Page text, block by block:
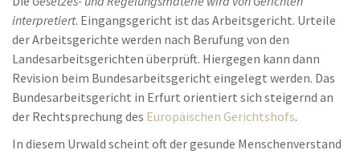
interpretiert. Eingangsgericht ist das Arbeitsgericht. Urteile
der Arbeitsgerichte werden nach Berufung von den
Landesarbeitsgerichten überprüft. Hiergegen kann dann
Revision beim Bundesarbeitsgericht eingelegt werden. Das
Bundesarbeitsgericht in Erfurt orientiert sich steigernd an
der Rechtsprechung des Europäischen Gerichtshofs.
In diesem Urwald scheint oft der gesunde Menschenverstand